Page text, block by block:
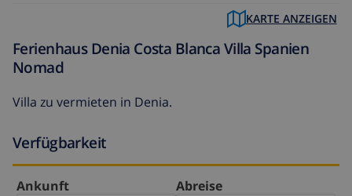
KARTE ANZEIGEN
Ferienhaus Denia Costa Blanca Villa Spanien
Nomad
Villa zu vermieten in Denia.
Verfügbarkeit
Ankunft Abreise